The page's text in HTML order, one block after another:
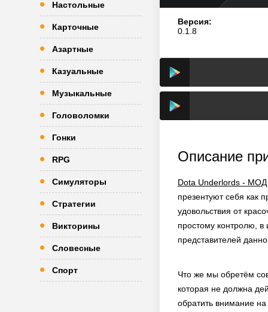
Настольные
Карточные
Азартные
Казуальные
Музыкальные
Головоломки
Гонки
RPG
Симуляторы
Стратегии
Викторины
Словесные
Спорт
Версия:
0.1.8
Описание
Dota Underlords - МОД
презентуют себя как
удовольствия от
простому контролю, в
представителей
Что же мы обретём
которая не должна
обратить внимание